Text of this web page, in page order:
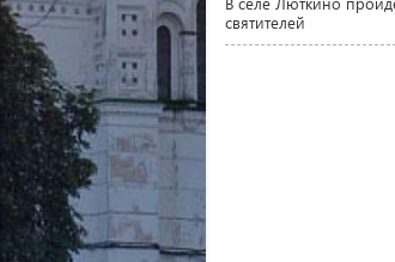
святителей